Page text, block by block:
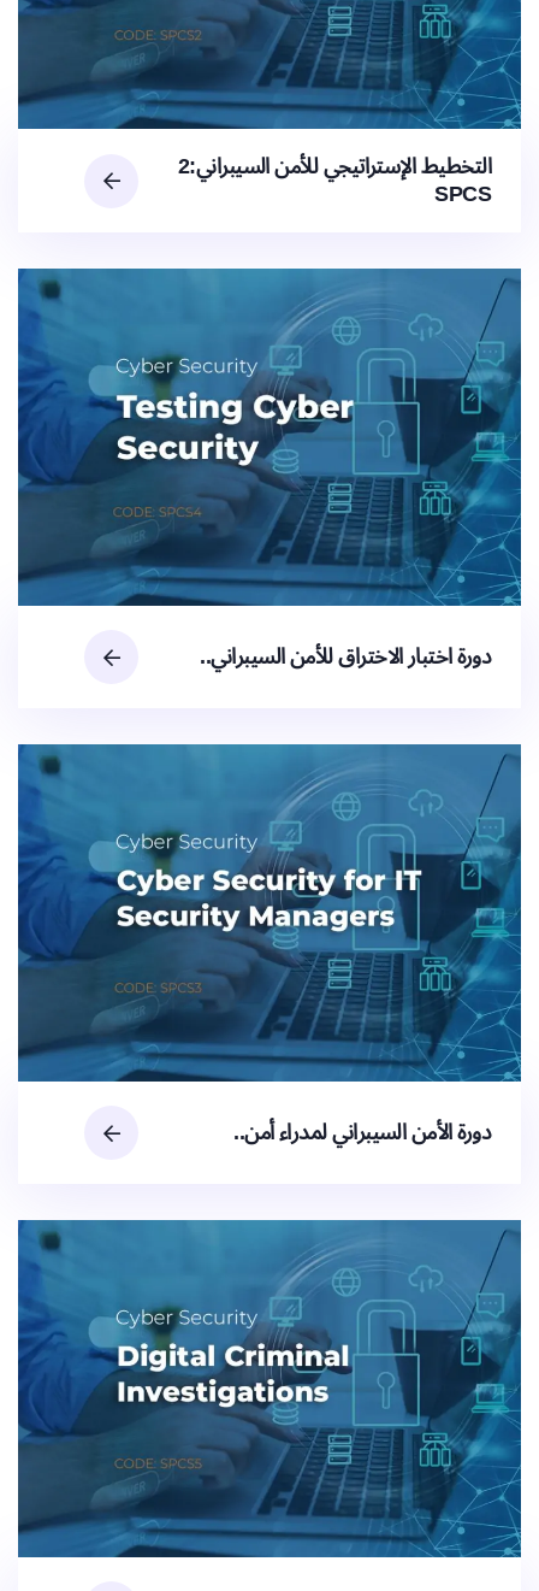
التخطيط الإستراتيجي للأمن السيبراني:2
SPCS
دورة اختبار الاختراق للأمن السيبراني..
دورة الأمن السيبراني لمدراء أمن..